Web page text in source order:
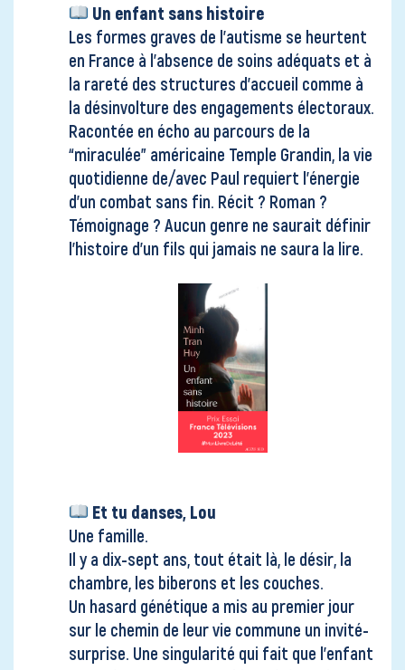
Un enfant sans histoire
Les formes graves de l’autisme se heurtent
en France à l’absence de soins adéquats et à
la rareté des structures d’accueil comme à
la désinvolture des engagements électoraux.
Racontée en écho au parcours de la
“miraculée” américaine Temple Grandin, la vie
quotidienne de/avec Paul requiert l’énergie
d’un combat sans fin. Récit ? Roman ?
Témoignage ? Aucun genre ne saurait définir
l’histoire d’un fils qui jamais ne saura la lire.
Et tu danses, Lou
Une famille.
Il y a dix-sept ans, tout était là, le désir, la
chambre, les biberons et les couches.
Un hasard génétique a mis au premier jour
sur le chemin de leur vie commune un invité-
surprise. Une singularité qui fait que l’enfant